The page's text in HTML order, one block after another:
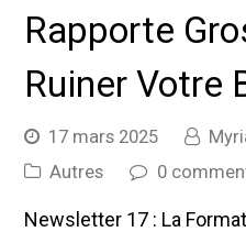
Rapporte
Ruiner Votre
17 mars 2025
Autres
0
Newsletter 17 : La